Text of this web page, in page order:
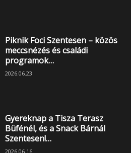
Piknik Foci Szentesen – közös
meccsnézés és családi
programok…
2026.06.23.
Gyereknap a Tisza Terasz
Büfénél, és a Snack Bárnál
Szentesen!…
2026.06.16.